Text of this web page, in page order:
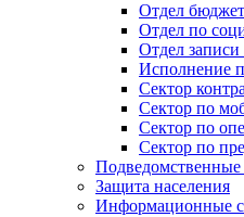
Отдел
Отдел по
Отдел записи
Исполнение
Сектор
Сектор по
Сектор по
Сектор по
Подведомственные
Защита населения
Информационные